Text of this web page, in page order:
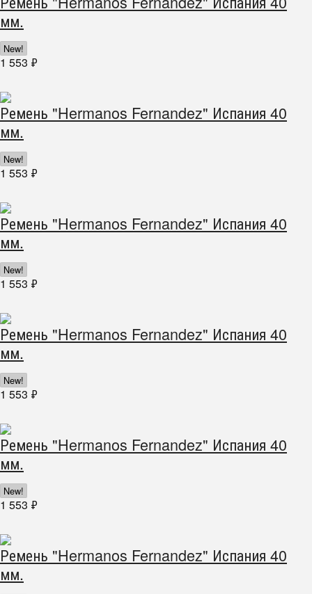
мм.
New!
1 553 ₽
Ремень "Hermanos Fernandez" Испания 40
мм.
New!
1 553 ₽
Ремень "Hermanos Fernandez" Испания 40
мм.
New!
1 553 ₽
Ремень "Hermanos Fernandez" Испания 40
мм.
New!
1 553 ₽
Ремень "Hermanos Fernandez" Испания 40
мм.
New!
1 553 ₽
Ремень "Hermanos Fernandez" Испания 40
мм.